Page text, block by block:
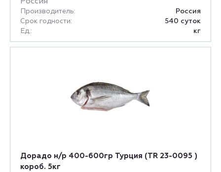
Производитель:
Россия
Срок годности:
540 суток
Ед.:
кг
Дорадо н/р 400-600гр Турция (TR 23-0095 )
короб. 5кг